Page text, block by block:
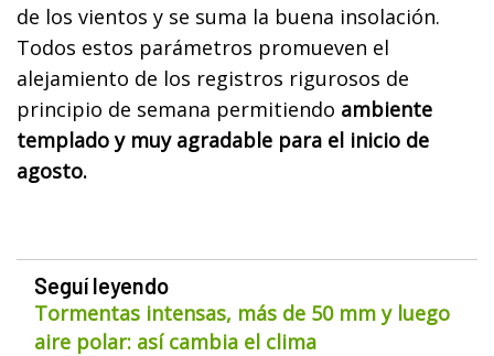
de los vientos y se suma la buena insolación.
Todos estos parámetros promueven el
alejamiento de los registros rigurosos de
principio de semana permitiendo ambiente
templado y muy agradable para el inicio de
agosto.
Seguí leyendo
Tormentas intensas, más de 50 mm y luego
aire polar: así cambia el clima